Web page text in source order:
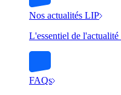
Nos actualités LIP
L'essentiel de
FAQs